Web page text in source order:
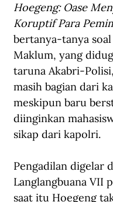
Hoegeng: Oase
Koruptif Para
bertanya-tanya
Maklum, yang
taruna Akabri-
masih bagian dari
meskipun baru
diinginkan
sikap dari kapolri.
Pengadilan digelar
Langlangbuana VII
saat itu Hoegeng